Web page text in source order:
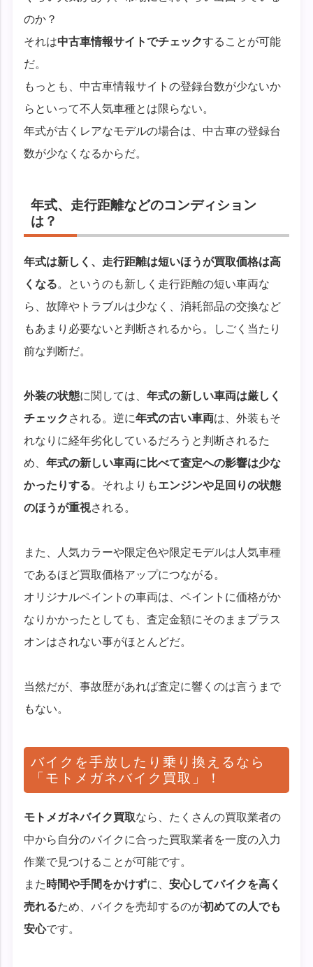
のか？
それは中古車情報サイトでチェックすることが可能
だ。
もっとも、中古車情報サイトの登録台数が少ないか
らといって不人気車種とは限らない。
年式が古くレアなモデルの場合は、中古車の登録台
数が少なくなるからだ。
年式、走行距離などのコンディション
は？
年式は新しく、走行距離は短いほうが買取価格は高
くなる。というのも新しく走行距離の短い車両な
ら、故障やトラブルは少なく、消耗部品の交換など
もあまり必要ないと判断されるから。しごく当たり
前な判断だ。
外装の状態に関しては、年式の新しい車両は厳しく
チェック される。逆に年式の古い車両は、外装もそ
れなりに経年劣化しているだろうと判断されるた
め、年式の新しい車両に比べて査定への影響は少な
かったりする。それよりもエンジンや足回りの状態
のほうが重視される。
また、人気カラーや限定色や限定モデルは人気車種
であるほど買取価格アップにつながる。
オリジナルペイントの車両は、ペイントに価格がか
なりかかったとしても、査定金額にそのままプラス
オンはされない事がほとんどだ。
当然だが、事故歴があれば査定に響くのは言うまで
もない。
バイクを手放したり乗り換えるなら
「モトメガネバイク買取」！
モトメガネバイク買取なら、たくさんの買取業者の
中から自分のバイクに合った買取業者を一度の入力
作業で見つけることが可能です。
また 時間や手間をかけずに、安心してバイクを高く
売れるため、バイクを売却するのが初めての人でも
安心です。